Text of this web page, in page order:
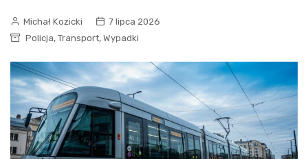
Michał Kozicki
7 lipca 2026
Policja, Transport, Wypadki